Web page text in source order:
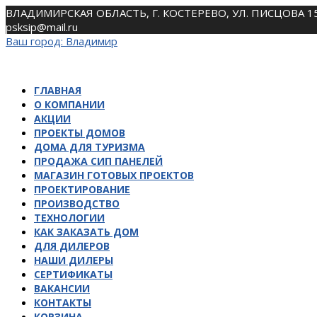
Skip
to
content
ВЛАДИМИРСКАЯ ОБЛАСТЬ, Г. КОСТЕРЕВО, УЛ. ПИСЦОВА
psksip@mail.ru
Ваш город: Владимир
ГЛАВНАЯ
О КОМПАНИИ
АКЦИИ
ПРОЕКТЫ ДОМОВ
ДОМА ДЛЯ ТУРИЗМА
ПРОДАЖА СИП ПАНЕЛЕЙ
МАГАЗИН ГОТОВЫХ ПРОЕКТОВ
ПРОЕКТИРОВАНИЕ
ПРОИЗВОДСТВО
ТЕХНОЛОГИИ
КАК ЗАКАЗАТЬ ДОМ
ДЛЯ ДИЛЕРОВ
НАШИ ДИЛЕРЫ
СЕРТИФИКАТЫ
ВАКАНСИИ
КОНТАКТЫ